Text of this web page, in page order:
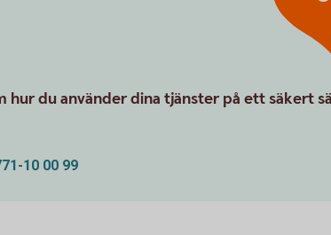
hur du använder dina tjänster på ett säkert
10 00 99